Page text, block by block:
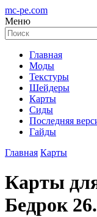
mc-pe.com
Меню
Главная
Моды
Текстуры
Шейдеры
Карты
Сиды
Последняя
Гайды
Главная Карты
Карты
Бедрок